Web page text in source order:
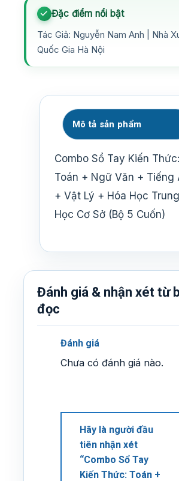
Đặc điểm nổi bật
Tác Giả: Nguyễn Nam Anh | Nhà
Quốc Gia Hà Nội
Mô tả sản phẩm
Combo Sổ Tay Kiến Thức:
Toán + Ngữ Văn + Tiếng
+ Vật Lý + Hóa Học Trung
Học Cơ Sở (Bộ 5 Cuốn)
Đánh giá & nhận xét từ
đọc
Đánh giá
Chưa có đánh giá nào.
Hãy là người đầu
tiên nhận xét
“Combo Sổ Tay
Kiến Thức: Toán +